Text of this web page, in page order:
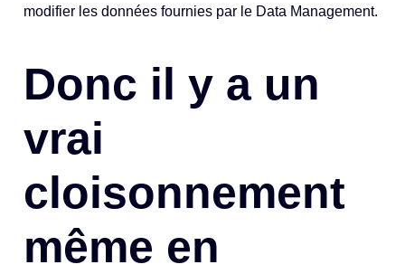
modifier les données fournies par le Data Management.
Donc il y a un
vrai
cloisonnement
même en